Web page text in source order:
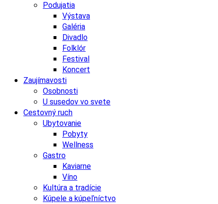
Podujatia
Výstava
Galéria
Divadlo
Folklór
Festival
Koncert
Zaujímavosti
Osobnosti
U susedov vo svete
Cestovný ruch
Ubytovanie
Pobyty
Wellness
Gastro
Kaviarne
Víno
Kultúra a tradície
Kúpele a kúpeľníctvo